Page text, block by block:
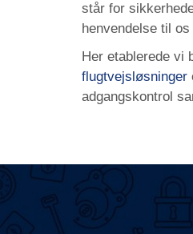
står for
henvendelse til
Her etablerede vi
flugtvejsløsninger
adgangskontrol